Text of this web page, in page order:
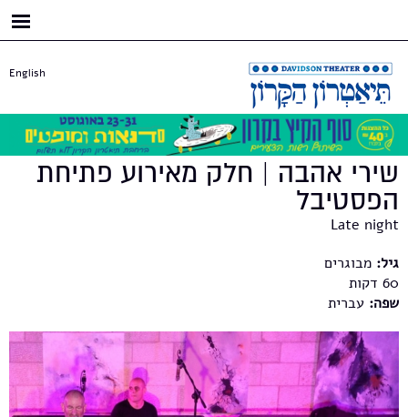
English
שירי אהבה | חלק מאירוע פתיחת
הפסטיבל
Late night
גיל: מבוגרים
60
שפה: עברית